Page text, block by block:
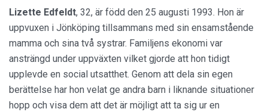
Lizette Edfeldt, 32, är född den 25 augusti 1993. Hon är
uppvuxen i Jönköping tillsammans med sin ensamstående
mamma och sina två systrar. Familjens ekonomi var
ansträngd under uppväxten vilket gjorde att hon tidigt
upplevde en social utsatthet. Genom att dela sin egen
berättelse har hon velat ge andra barn i liknande situationer
hopp och visa dem att det är möjligt att ta sig ur en